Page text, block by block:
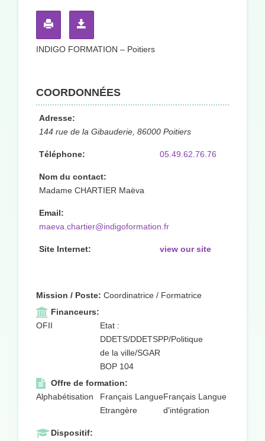
INDIGO FORMATION – Poitiers
COORDONNÉES
Adresse:
144 rue de la Gibauderie, 86000 Poitiers
Téléphone: 05.49.62.76.76
Nom du contact:
Madame CHARTIER Maëva
Email:
maeva.chartier@indigoformation.fr
Site Internet: view our site
Mission / Poste: Coordinatrice / Formatrice
Financeurs:
OFII
Etat :
DDETS/DDETSPP/Politique
de la ville/SGAR
BOP 104
Offre de formation:
Alphabétisation
Français Langue
Etrangère
Français Langue
d'intégration
Dispositif: